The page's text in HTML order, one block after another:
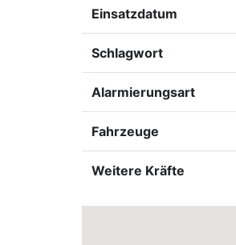
Einsatzdatum
Schlagwort
Alarmierungsart
Fahrzeuge
Weitere Kräfte